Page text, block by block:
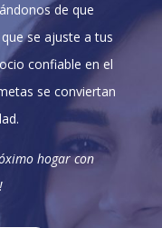
de que
se ajuste a tus
confiable en el
se conviertan
hogar con